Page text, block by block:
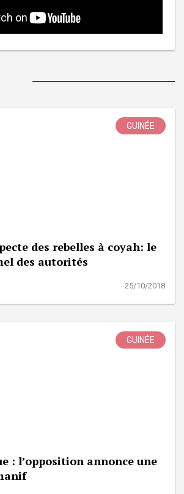
GUINÉE
des rebelles à coyah: le
des autorités
25/10/2018
GUINÉE
: l’opposition annonce une